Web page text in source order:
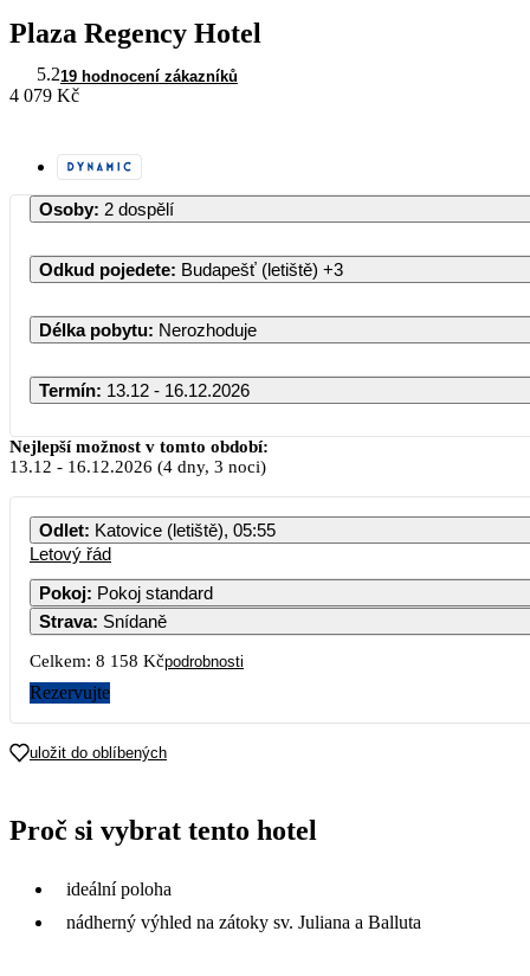
Plaza Regency Hotel
5.219 hodnocení zákazníků
4 079 Kč
Osoby: 2 dospělí
Odkud pojedete: Budapešť (letiště) +3
Délka pobytu: Nerozhoduje
Termín: 13.12 - 16.12.2026
Nejlepší možnost v tomto období:
13.12 - 16.12.2026 (4 dny, 3 noci)
Odlet: Katovice (letiště), 05:55
Letový řád
Pokoj: Pokoj standard
Strava: Snídaně
Celkem: 8 158 Kčpodrobnosti
Rezervujte
uložit do oblíbených
Proč si vybrat tento hotel
ideální poloha
nádherný výhled na zátoky sv. Juliana a Balluta